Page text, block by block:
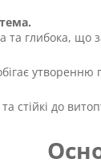
та глибока, що
утворенню
стійкі до